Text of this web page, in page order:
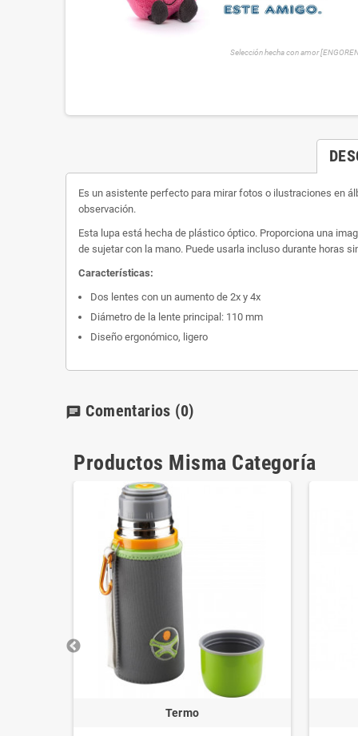
Selección hecha con amor
Es un asistente perfecto para mirar fotos o ilustraciones en
observación.
Esta lupa está hecha de plástico óptico. Proporciona una
de sujetar con la mano. Puede usarla incluso durante horas
Características:
Dos lentes con un aumento de 2x y 4x
Diámetro de la lente principal: 110 mm
Diseño ergonómico, ligero
chat Comentarios (0)
Productos Misma Categoría
Termo